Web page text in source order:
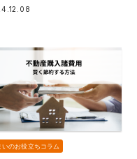
いのお役立ちコラム